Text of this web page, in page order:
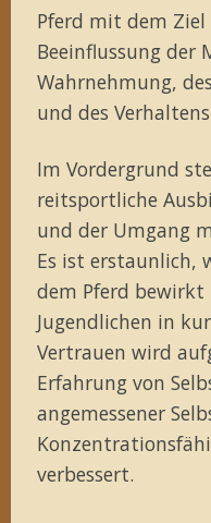
Pferd mit dem
Beeinflussung der
Wahrnehmung,
und des
Im Vordergrund
reitsportliche
und der Umgang
Es ist erstaunlich,
dem Pferd
Jugendlichen in
Vertrauen wird
Erfahrung von
angemessener
verbessert.